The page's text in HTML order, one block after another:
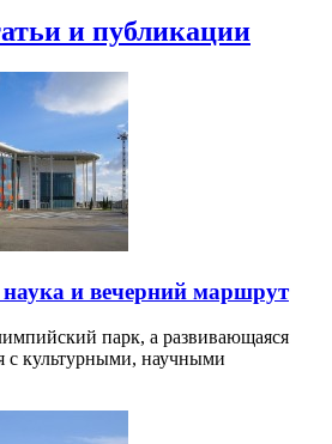
и публикации
и вечерний маршрут
парк, а развивающаяся
с культурными, научными